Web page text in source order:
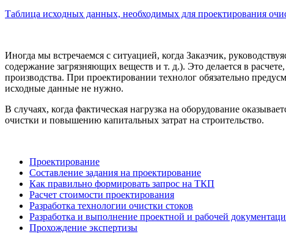
Таблица исходных данных, необходимых для проектирования
Иногда мы встречаемся с ситуацией, когда Заказчик,
содержание загрязняющих веществ и т. д.). Это делается в
производства. При проектировании технолог обязательно
исходные данные не нужно.
В случаях, когда фактическая нагрузка на оборудование
очистки и повышению капитальных затрат на строительство.
Проектирование
Составление задания на проектирование
Как правильно формировать запрос на ТКП
Расчет стоимости проектирования
Разработка технологии очистки стоков
Разработка и выполнение проектной и рабочей
Прохождение экспертизы